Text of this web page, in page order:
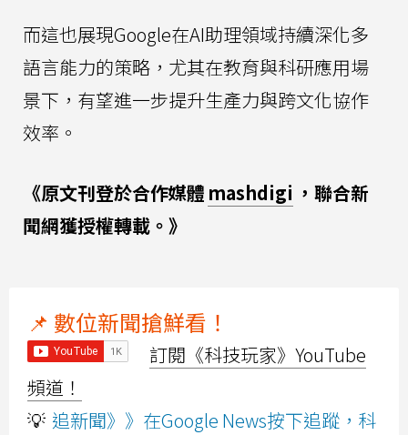
而這也展現Google在AI助理領域持續深化多
語言能力的策略，尤其在教育與科研應用場
景下，有望進一步提升生產力與跨文化協作
效率。
《原文刊登於合作媒體 mashdigi ，聯合新
聞網獲授權轉載。》
📌 數位新聞搶鮮看！
訂閱《科技玩家》YouTube
頻道！
💡 追新聞》》在Google News按下追蹤，科